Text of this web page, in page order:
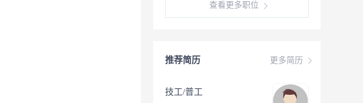
查看更多职位
更多简历
推荐简历
技工/普工